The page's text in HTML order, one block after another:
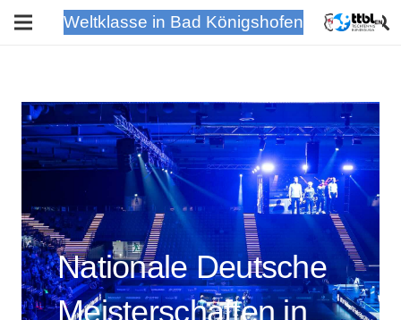
Weltklasse in Bad Königshofen
Nationale Deutsche
Meisterschaften in